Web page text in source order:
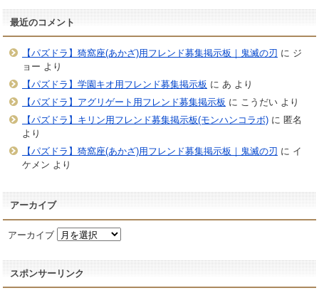
最近のコメント
【パズドラ】猗窩座(あかざ)用フレンド募集掲示板｜鬼滅の刃 に ジ
ョー より
【パズドラ】学園キオ用フレンド募集掲示板 に あ より
【パズドラ】アグリゲート用フレンド募集掲示板 に こうだいより
【パズドラ】キリン用フレンド募集掲示板(モンハンコラボ)に 匿名
より
【パズドラ】猗窩座(あかざ)用フレンド募集掲示板｜鬼滅の刃 に イ
ケメン より
アーカイブ
アーカイブ
スポンサーリンク